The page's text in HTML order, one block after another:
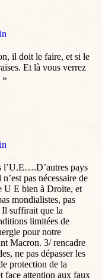
il doit le faire, et si le
Et là vous verrez
»
l’U.E….D’autres pays
pas nécessaire de
U E bien à Droite, et
mondialistes, pas
Il suffirait que la
limitées de
pour notre
Macron. 3/ rencadre
ne pas dépasser les
protection de la
face attention aux faux